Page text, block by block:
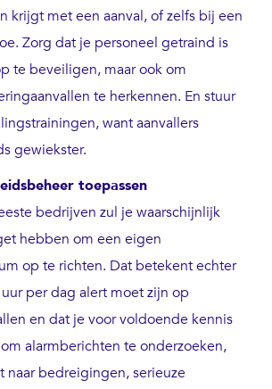
krijgt met een aanval, of zelfs bij een
Zorg dat je personeel getraind is
te beveiligen, maar ook om
te herkennen. En stuur
want aanvallers
gewiekster.
toepassen
bedrijven zul je waarschijnlijk
hebben om een eigen
op te richten. Dat betekent echter
per dag alert moet zijn op
en dat je voor voldoende kennis
alarmberichten te onderzoeken,
naar bedreigingen, serieuze